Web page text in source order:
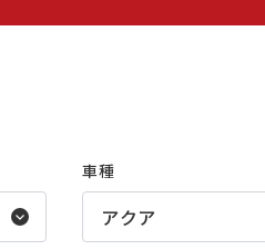
車種